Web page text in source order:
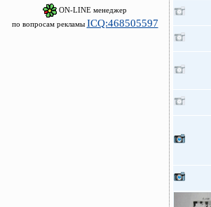
ON-LINE менеджер
по вопросам рекламы ICQ:468505597